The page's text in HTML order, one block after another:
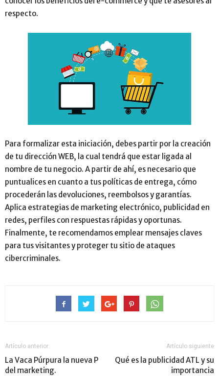
respecto.
Para formalizar esta iniciación, debes partir por la creación
de tu dirección WEB, la cual tendrá que estar ligada al
nombre de tu negocio. A partir de ahí, es necesario que
puntualices en cuanto a tus políticas de entrega, cómo
procederán las devoluciones, reembolsos y garantías.
Aplica estrategias de marketing electrónico, publicidad en
redes, perfiles con respuestas rápidas y oportunas.
Finalmente, te recomendamos emplear mensajes claves
para tus visitantes y proteger tu sitio de ataques
cibercriminales.
Artículo anterior
La Vaca Púrpura la nueva P
del marketing.
Artículo siguiente
Qué es la publicidad ATL y su
importancia